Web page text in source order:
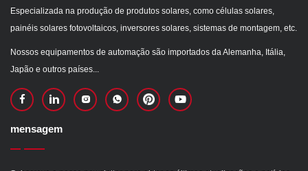
Especializada na produção de produtos solares, como células solares,
painéis solares fotovoltaicos, inversores solares, sistemas de montagem, etc.
Nossos equipamentos de automação são importados da Alemanha, Itália,
Japão e outros países...
mensagem